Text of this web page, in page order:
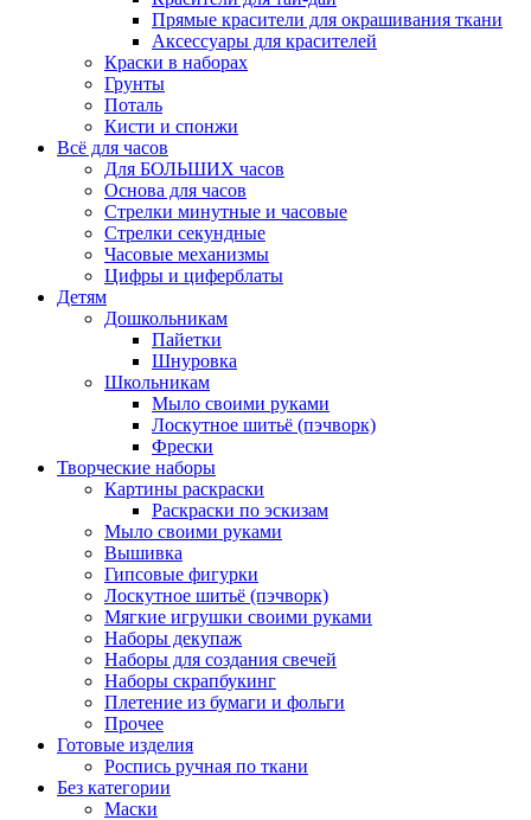
Прямые красители для окрашивания ткани
Аксессуары для красителей
Краски в наборах
Грунты
Поталь
Кисти и спонжи
Всё для часов
Для БОЛЬШИХ часов
Основа для часов
Стрелки минутные и часовые
Стрелки секундные
Часовые механизмы
Цифры и циферблаты
Детям
Дошкольникам
Пайетки
Шнуровка
Школьникам
Мыло своими руками
Лоскутное шитьё (пэчворк)
Фрески
Творческие наборы
Картины раскраски
Раскраски по эскизам
Мыло своими руками
Вышивка
Гипсовые фигурки
Лоскутное шитьё (пэчворк)
Мягкие игрушки своими руками
Наборы декупаж
Наборы для создания свечей
Наборы скрапбукинг
Плетение из бумаги и фольги
Прочее
Готовые изделия
Роспись ручная по ткани
Без категории
Маски